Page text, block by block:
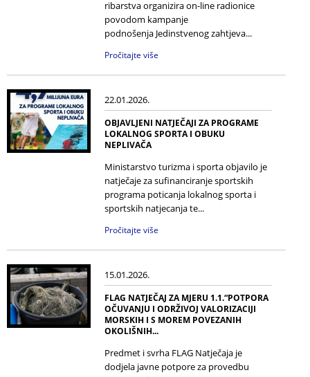
ribarstva organizira on-line radionice
povodom kampanje
podnošenja Jedinstvenog zahtjeva...
Pročitajte više
22.01.2026.
OBJAVLJENI NATJEČAJI ZA PROGRAME
LOKALNOG SPORTA I OBUKU
NEPLIVAČA
Ministarstvo turizma i sporta objavilo je
natječaje za sufinanciranje sportskih
programa poticanja lokalnog sporta i
sportskih natjecanja te...
Pročitajte više
15.01.2026.
FLAG NATJEČAJ ZA MJERU 1.1.“POTPORA
OČUVANJU I ODRŽIVOJ VALORIZACIJI
MORSKIH I S MOREM POVEZANIH
OKOLIŠNIH...
Predmet i svrha FLAG Natječaja je
dodjela javne potpore za provedbu